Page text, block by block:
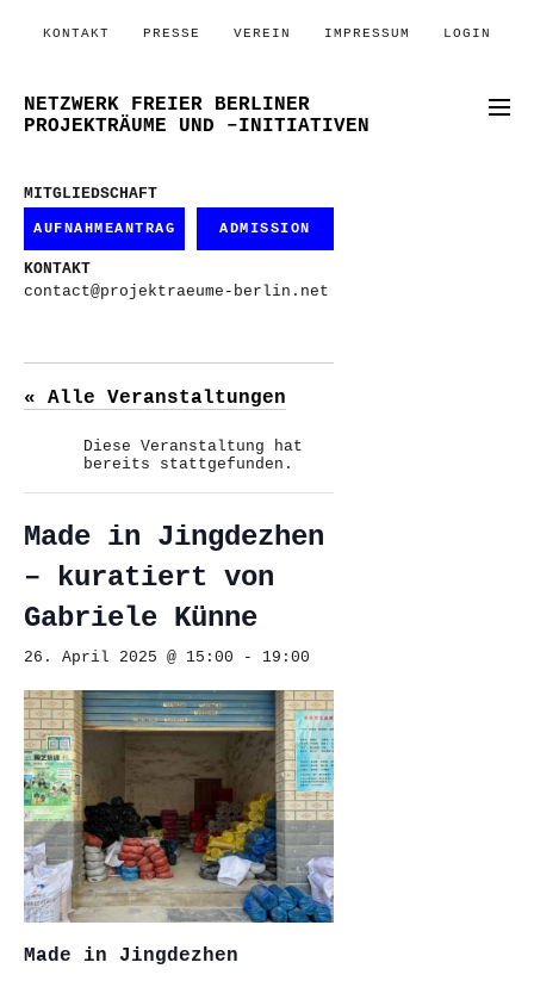
KONTAKT PRESSE VEREIN IMPRESSUM LOGIN
NETZWERK FREIER BERLINER
PROJEKTRÄUME UND –INITIATIVEN
MITGLIEDSCHAFT
AUFNAHMEANTRAG ADMISSION
KONTAKT
contact@projektraeume-berlin.net
« Alle Veranstaltungen
Diese Veranstaltung hat
bereits stattgefunden.
Made in Jingdezhen
– kuratiert von
Gabriele Künne
26. April 2025 @ 15:00 - 19:00
Made in Jingdezhen